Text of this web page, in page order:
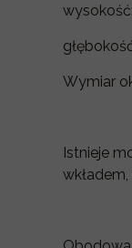
Wymiar
Istnieje